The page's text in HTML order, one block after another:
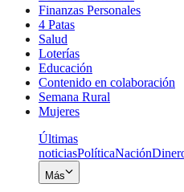
Finanzas Personales
4 Patas
Salud
Loterías
Educación
Contenido en colaboración
Semana Rural
Mujeres
Últimas
noticiasPolíticaNación
Más